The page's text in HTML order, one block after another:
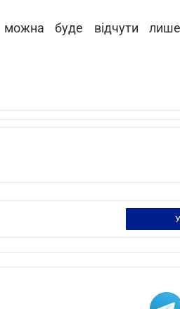
можна буде відчути